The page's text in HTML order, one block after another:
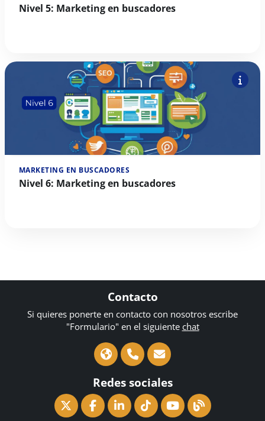
Nivel 5: Marketing en buscadores
MARKETING EN BUSCADORES
Nivel 6: Marketing en buscadores
Contacto
Si quieres ponerte en contacto con nosotros escribe
"Formulario" en el siguiente chat
Redes sociales